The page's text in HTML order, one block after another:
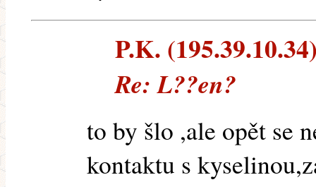
P.K.
Re: L??en?
to by šlo ,ale opět se
kontaktu s